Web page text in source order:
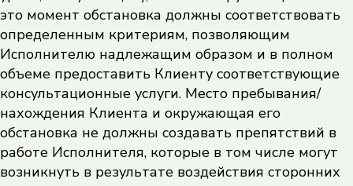
это момент обстановка должны соответствовать
определенным критериям, позволяющим
Исполнителю надлежащим образом и в полном
объеме предоставить Клиенту соответствующие
консультационные услуги. Место пребывания/
нахождения Клиента и окружающая его
обстановка не должны создавать препятствий в
работе Исполнителя, которые в том числе могут
возникнуть в результате воздействия сторонних